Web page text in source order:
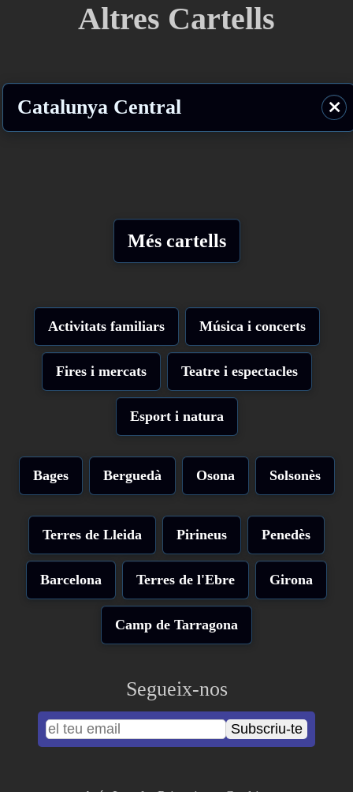
Altres Cartells
Catalunya Central ⨯
Més cartells
Activitats familiars Música i concerts
Fires i mercats Teatre i espectacles
Esport i natura
Bages Berguedà Osona Solsonès
Terres de Lleida Pirineus Penedès
Barcelona Terres de l'Ebre Girona
Camp de Tarragona
Segueix-nos
Subscriu-te